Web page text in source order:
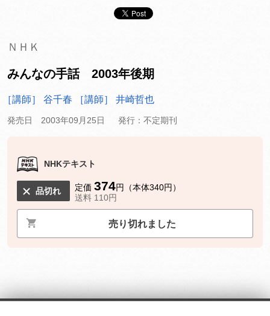
ＮＨＫ
みんなの手話 2003年後期
［講師］ 谷千春 ［講師］ 井崎哲也
発売日 2003年09月25日 発行：不定期刊
NHKテキスト
品切れ 定価 374円（本体340円）
送料 110円
売り切れました